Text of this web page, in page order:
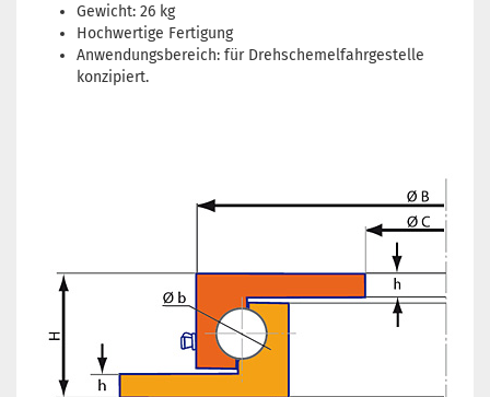
Gewicht: 26 kg
Hochwertige Fertigung
Anwendungsbereich: für Drehschemelfahrgestelle
konzipiert.